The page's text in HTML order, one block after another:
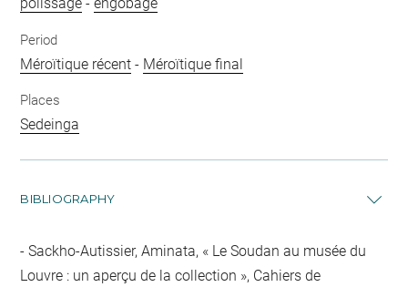
polissage -engobage
Period
Méroïtique récent - Méroïtique final
Places
Sedeinga
BIBLIOGRAPHY
Sackho-Autissier, Aminata, « Le Soudan au musée du
Louvre : un aperçu de la collection », Cahiers de